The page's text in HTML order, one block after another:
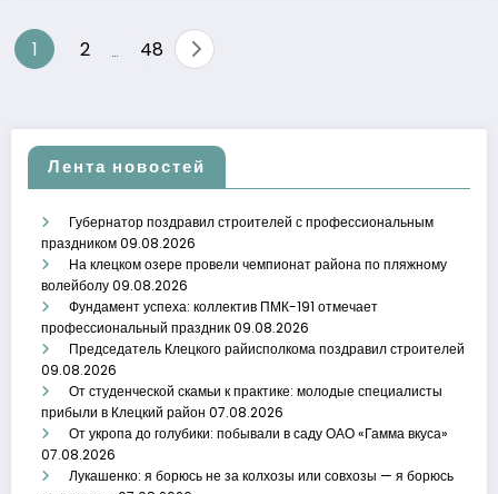
Пагинация
1 2 48
Лента новостей
Губернатор поздравил строителей с профессиональным
праздником09.08.2026
На клецком озере провели чемпионат района по пляжному
волейболу09.08.2026
Фундамент успеха: коллектив ПМК-191 отмечает
профессиональный праздник09.08.2026
Председатель Клецкого райисполкома поздравил строителей
09.08.2026
От студенческой скамьи к практике: молодые специалисты
прибыли в Клецкий район 07.08.2026
От укропа до голубики: побывали в саду ОАО «Гамма вкуса»
07.08.2026
Лукашенко: я борюсь не за колхозы или совхозы — я борюсь